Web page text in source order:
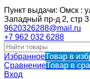
Пункт выдачи: Омск :
Западный пр-д 2, стр 3
9620326288@mail.ru
+7 962 032 6288
ИзбранноеТовар в
СравнениеТовар в
Вход